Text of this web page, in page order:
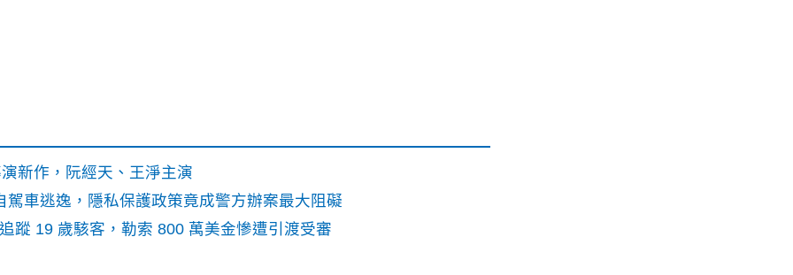
新作，阮經天、王淨主演
車逃逸，隱私保護政策竟成警方辦案最大阻礙
蹤 19 歲駭客，勒索 800 萬美金慘遭引渡受審